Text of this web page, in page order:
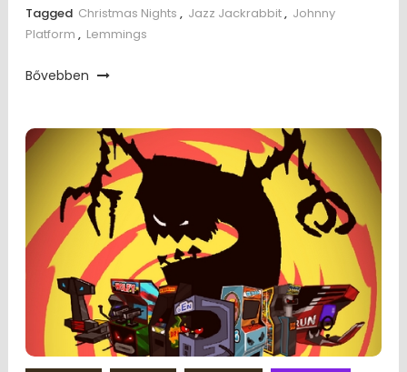
Tagged Christmas Nights , Jazz Jackrabbit, Johnny
Platform , Lemmings
Bővebben